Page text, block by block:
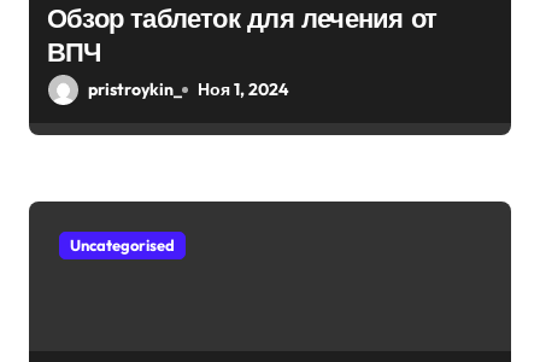
Обзор таблеток для лечения от
ВПЧ
pristroykin_ Ноя 1, 2024
Uncategorised